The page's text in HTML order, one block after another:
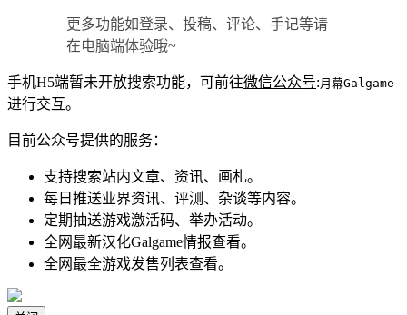
更多功能如登录、投稿、评论、手记等请
在电脑端体验哦~
手机H5端暂未开放搜索功能，可前往微信公众号:月幕Galgame
进行交互。
目前公众号提供的服务：
支持搜索站内文章、资讯、画札。
每日推送业界资讯、评测、杂谈等内容。
定期抽送游戏激活码、举办活动。
全网最新汉化Galgame情报查看。
全网最全游戏发售列表查看。